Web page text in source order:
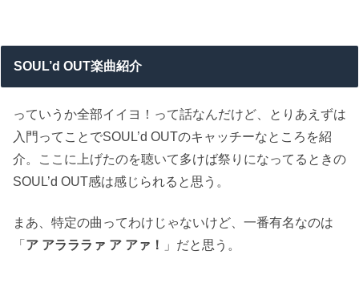
SOUL’d OUT楽曲紹介
っていうか全部イイヨ！って話なんだけど、とりあえずは
入門ってことでSOUL’d OUTのキャッチーなところを紹
介。ここに上げたのを聴いて多けば祭りになってるときの
SOUL’d OUT感は感じられると思う。
まあ、特定の曲ってわけじゃないけど、一番有名なのは
「 ア アラララァ ア アァ！ 」だと思う。